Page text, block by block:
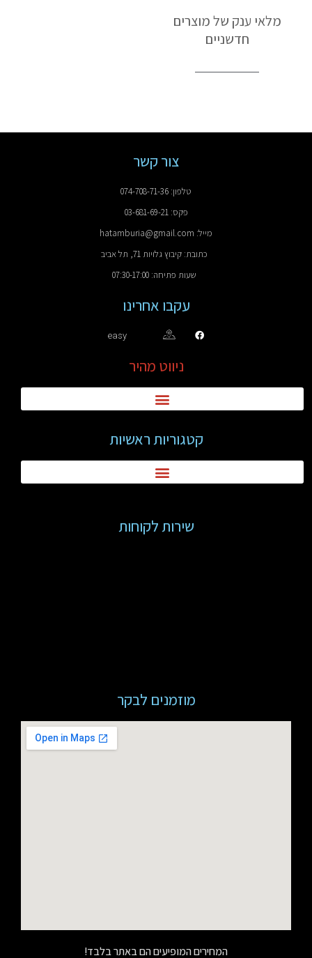
מלאי ענק של מוצרים
חדשניים
צור קשר
טלפון: 074-708-71-36
פקס: 03-681-69-21
מייל: hatamburia@gmail.com
כתובת: קיבוץ גלויות 71, תל אביב
שעות פתיחה: 07:30-17:00
עקבו אחרינו
easy
ניווט מהיר
קטגוריות ראשיות
שירות לקוחות
מוזמנים לבקר
המחירים המופיעים הם באתר בלבד!